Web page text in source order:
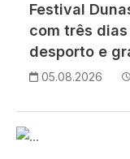
Festival
com três
desporto e
05.08.2026
Imagem